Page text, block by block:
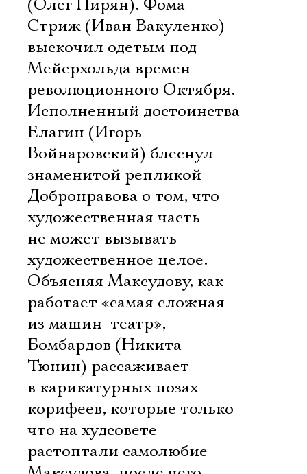
(Олег Нирян). Фома
Стриж (Иван Вакуленко)
выскочил одетым под
Мейерхольда времен
революционного Октября.
Исполненный достоинства
Елагин (Игорь
Войнаровский) блеснул
знаменитой репликой
Добронравова о том, что
художественная часть
не может вызывать
художественное целое.
Объясняя Максудову, как
работает «самая сложная
из машин  театр»,
Бомбардов (Никита
Тюнин) рассаживает
в карикатурных позах
корифеев, которые только
что на худсовете
растоптали самолюбие